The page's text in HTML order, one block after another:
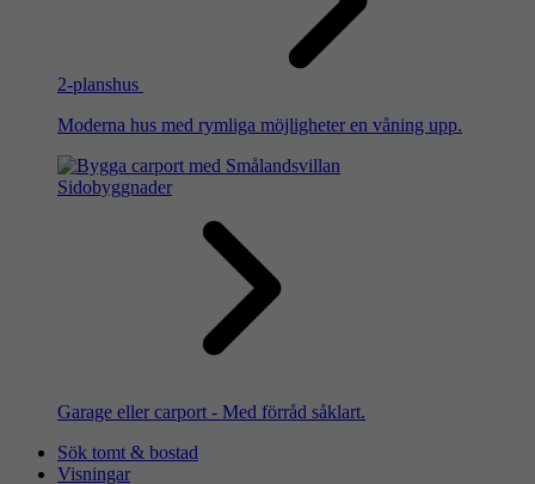
2-planshus
Moderna hus med rymliga möjligheter en våning upp.
Sidobyggnader
Garage eller carport - Med förråd såklart.
Sök tomt & bostad
Visningar